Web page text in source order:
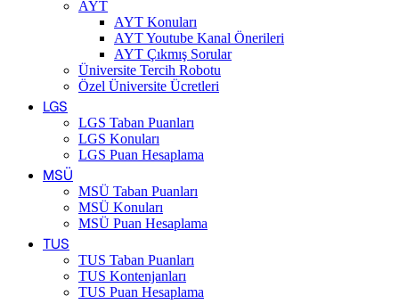
AYT
AYT Konuları
AYT Youtube Kanal Önerileri
AYT Çıkmış Sorular
Üniversite Tercih Robotu
Özel Üniversite Ücretleri
LGS
LGS Taban Puanları
LGS Konuları
LGS Puan Hesaplama
MSÜ
MSÜ Taban Puanları
MSÜ Konuları
MSÜ Puan Hesaplama
TUS
TUS Taban Puanları
TUS Kontenjanları
TUS Puan Hesaplama